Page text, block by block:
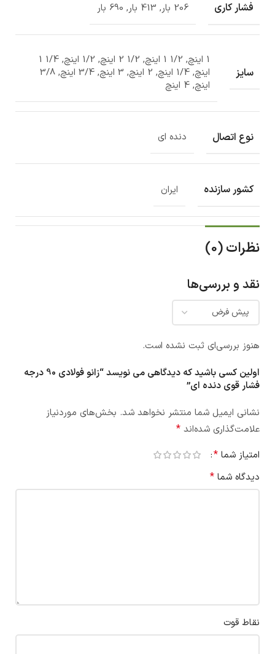
فشار کاری 206 بار, 413 بار, 690 بار
سایز
1 اینچ, 1/2 1 اینچ, 1/2 2 اینچ, 1/2 اینچ, 1/4 1
اینچ, 1/4 اینچ, 2 اینچ, 3 اینچ, 3/4 اینچ, 3/8
اینچ, 4 اینچ
نوع اتصال دنده ای
کشور سازنده ایران
نظرات (0)
نقد و بررسی‌ها
هنوز بررسی‌ای ثبت نشده است.
اولین کسی باشید که دیدگاهی می نویسد “‏زانو فولادی 90 درجه
فشار قوی دنده ای‏”
نشانی ایمیل شما منتشر نخواهد شد. بخش‌های موردنیاز
علامت‌گذاری شده‌اند *
امتیاز شما *
دیدگاه شما *
نقاط قوت